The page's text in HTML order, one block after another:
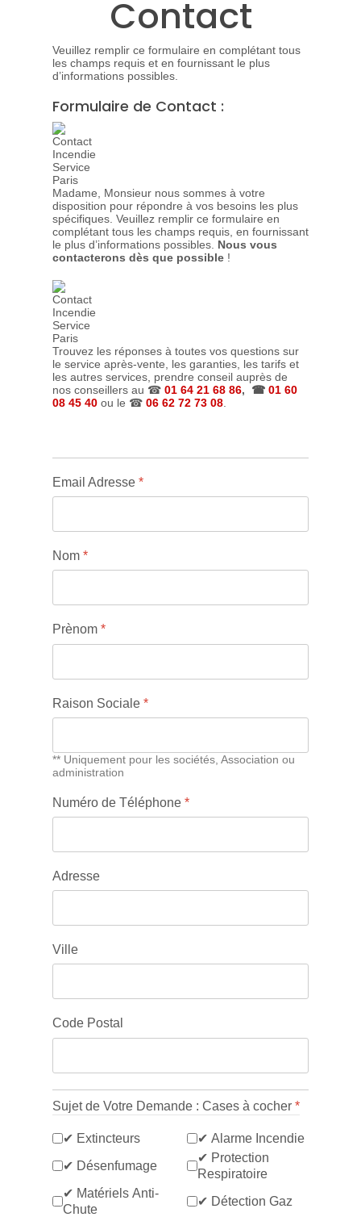
Contact
Veuillez remplir ce formulaire en complétant tous
les champs requis et en fournissant le plus
d’informations possibles.
Formulaire de Contact :
Madame, Monsieur nous sommes à votre
disposition pour répondre à vos besoins les plus
spécifiques. Veuillez remplir ce formulaire en
complétant tous les champs requis, en fournissant
le plus d’informations possibles. Nous vous
contacterons dès que possible !
Trouvez les réponses à toutes vos questions sur
le service après-vente, les garanties, les tarifs et
les autres services, prendre conseil auprès de
nos conseillers au ☎ 01 64 21 68 86, ☎ 01 60
08 45 40 ou le ☎ 06 62 72 73 08
Email Adresse *
Nom *
Prènom *
Raison Sociale *
** Uniquement pour les sociétés, Association ou
administration
Numéro de Téléphone *
Adresse
Ville
Code Postal
Sujet de Votre Demande : Cases à cocher *
✔ Extincteurs
✔ Alarme Incendie
✔ Désenfumage
✔ Protection
Respiratoire
✔ Matériels Anti-
Chute
✔ Détection Gaz